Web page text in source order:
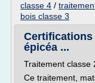
classe 4 /
bois classe 3
Certifications
épicéa ...
Traitement classe
Ce traitement,